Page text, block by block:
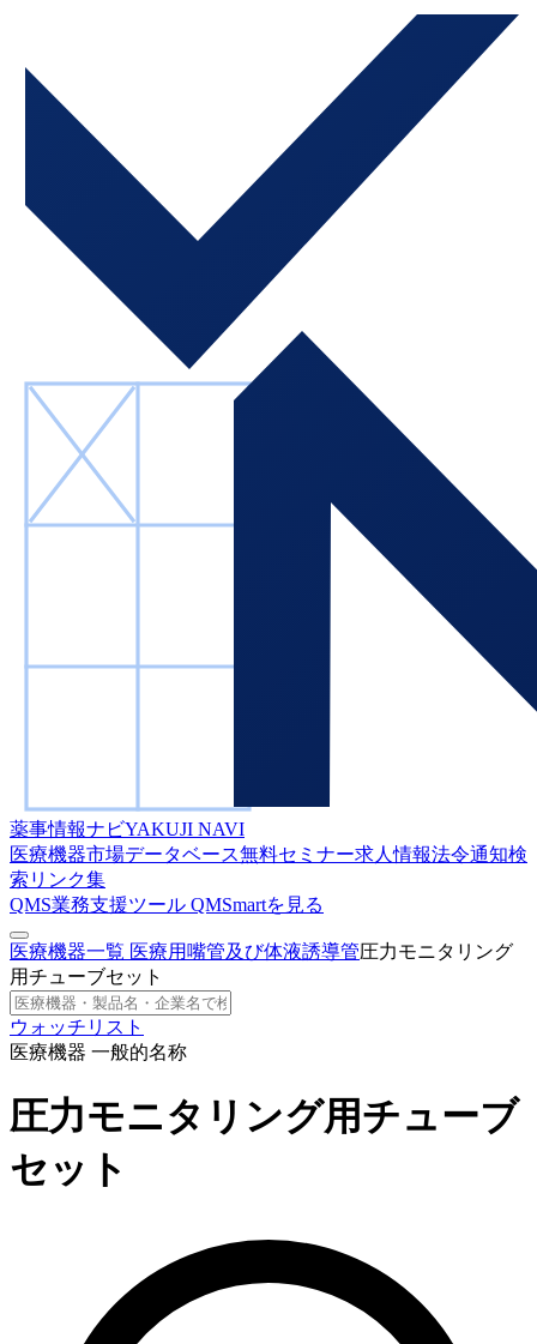
薬事情報ナビYAKUJI NAVI
医療機器市場データベース無料セミナー求人情報法令通知検
索 リンク集
QMS業務支援ツール QMSmartを見る
医療機器一覧 医療用嘴管及び体液誘導管圧力モニタリング
用チューブセット
ウォッチリスト
医療機器 一般的名称
圧力モニタリング用チューブ
セット